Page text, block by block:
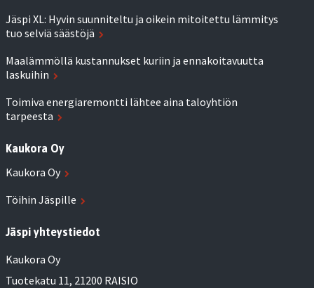
Jäspi XL: Hyvin suunniteltu ja oikein mitoitettu lämmitys
tuo selviä säästöjä
Maalämmöllä kustannukset kuriin ja ennakoitavuutta
laskuihin
Toimiva energiaremontti lähtee aina taloyhtiön
tarpeesta
Kaukora Oy
Kaukora Oy
Töihin Jäspille
Jäspi yhteystiedot
Kaukora Oy
Tuotekatu 11, 21200 RAISIO